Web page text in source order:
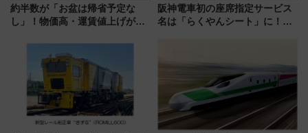
約半数が「お盆は帰省予定な
し」！物価高・運賃値上げが財
帰省動向調査】
阪神電車初の座席指定サービス
名は「らくやんシート」に！新